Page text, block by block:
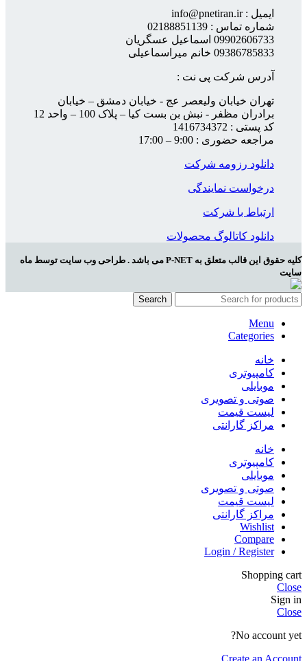
ایمیل : info@pnetiran.ir
شماره تماس : 02188851139
09902606733 اسماعیل عسگریان
09386785833 خانم میراسماعیلی
آدرس شرکت پی نت :
تهران خیابان ولیعصر عج - خیابان دمشق – خیابان
برادران مظفر - نبش بن بست کیا – پلاک 100 – واحد 12
کد پستی : 1416734372
مراجعه حضوری : 9:00 – 17:00
دانلود رزومه شرکت
درخواست نمایندگی
ارتباط با شرکت
دانلود کاتالوگ محصولات
کلیه حقوق این قالب متعلق به P-NET می باشد . طراحی وب سایت توسط ماه
سایت
Search
Menu
Categories
خانه
کامپیوتری
موبایلی
صوتی و تصویری
لیست قیمت
مراکز گارانتی
خانه
کامپیوتری
موبایلی
صوتی و تصویری
لیست قیمت
مراکز گارانتی
Wishlist
Compare
Login / Register
Shopping cart
Close
Sign in
Close
No account yet?
Create an Account